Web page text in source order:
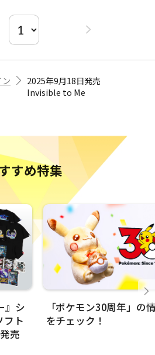
2025年9月18日発売
Invisible to Me
すめ特集
』シ
フト
売
「ポケモン30周年」の
をチェック！